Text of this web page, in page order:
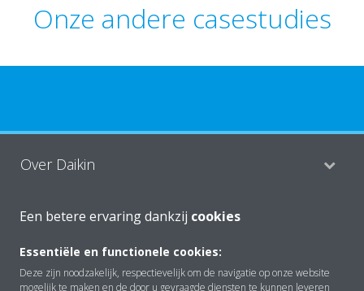
Onze andere casestudies
Over Daikin
Oplossingen
Contact
Een betere ervaring dankzij cookies
Essentiële en functionele cookies:
Deze zijn noodzakelijk, respectievelijk om de navigatie op onze website
mogelijk te maken en de door u gevraagde diensten te kunnen leveren